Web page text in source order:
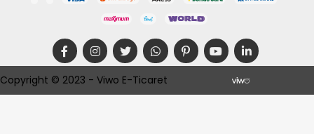
Copyright © 2023 - Viwo E-Ticaret